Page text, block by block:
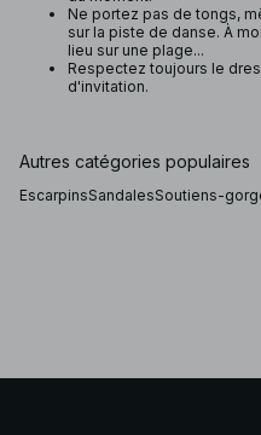
Ne portez pas de tongs,
sur la piste de danse. À
lieu sur une plage...
Respectez toujours le
d'invitation.
Autres catégories populaires
EscarpinsSandalesSoutiens-